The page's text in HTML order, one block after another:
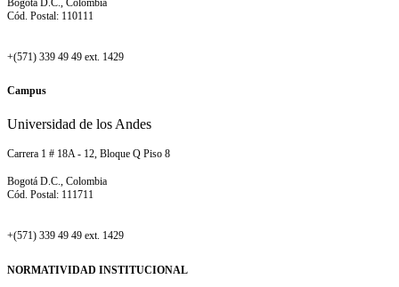
Cód. Postal: 110111
+(571) 339 49 49 ext. 1429
Campus
Universidad de los Andes
Carrera 1 # 18A - 12, Bloque Q Piso 8
Bogotá D.C., Colombia
Cód. Postal: 111711
+(571) 339 49 49 ext. 1429
NORMATIVIDAD INSTITUCIONAL